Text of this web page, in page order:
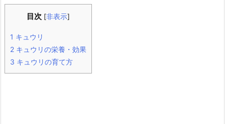
目次 [非表示]
1 キュウリ
2 キュウリの栄養・効果
3 キュウリの育て方